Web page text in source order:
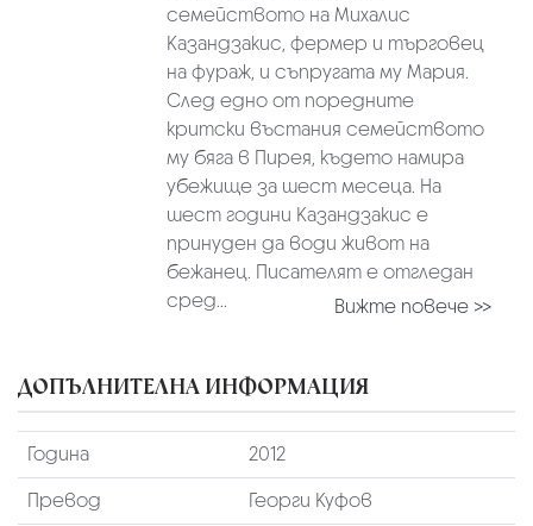
семейството на Михалис
Казандзакис, фермер и търговец
на фураж, и съпругата му Мария.
След едно от поредните
критски въстания семейството
му бяга в Пирея, където намира
убежище за шест месеца. На
шест години Казандзакис е
принуден да води живот на
бежанец. Писателят е отгледан
сред...
Вижте повече >>
ДОПЪЛНИТЕЛНА ИНФОРМАЦИЯ
Година
2012
Превод
Георги Куфов